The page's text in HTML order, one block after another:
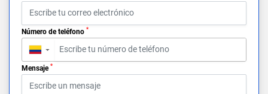
Número de teléfono *
▼
Mensaje *